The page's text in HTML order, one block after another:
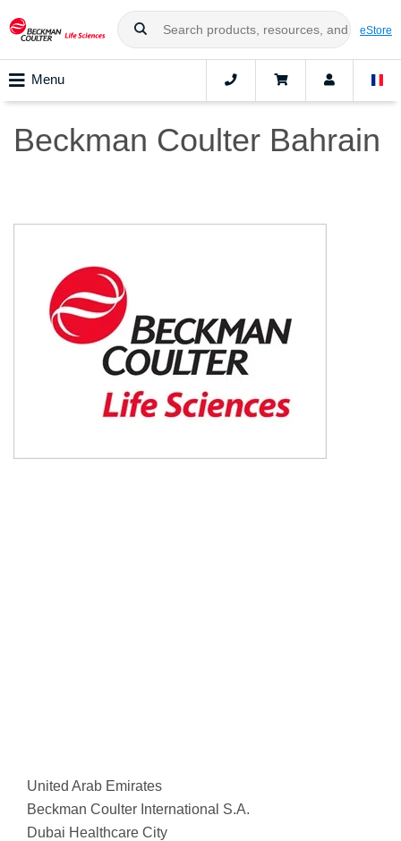
eStore
Menu
Beckman Coulter Bahrain
United Arab Emirates
Beckman Coulter International S.A.
Dubai Healthcare City